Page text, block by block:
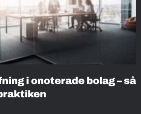
i onoterade bolag – så